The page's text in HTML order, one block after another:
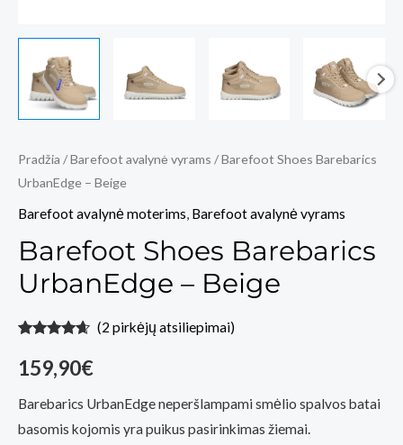
Pradžia /Barefoot avalynė vyrams / Barefoot Shoes Barebarics
UrbanEdge – Beige
Barefoot avalynė moterims, Barefoot avalynė vyrams
Barefoot Shoes Barebarics
UrbanEdge – Beige
4.50iš 5
(viso
)
(2 pirkėjų atsiliepimai)
159,90€
Barebarics UrbanEdge neperšlampami smėlio spalvos batai
basomis kojomis yra puikus pasirinkimas žiemai.